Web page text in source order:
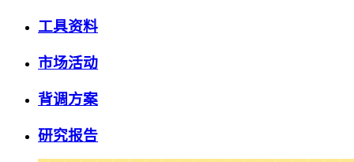
工具资料
市场活动
背调方案
研究报告